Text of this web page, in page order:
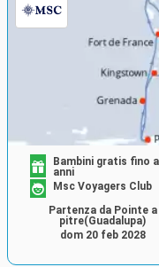
Bambini gratis fino
anni
Msc Voyagers Club
Partenza da Pointe a
pitre(Guadalupa)
dom 20 feb 2028